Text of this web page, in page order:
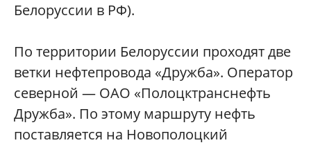
Белоруссии в РФ).
По территории Белоруссии проходят две
ветки нефтепровода «Дружба». Оператор
северной — ОАО «Полоцктранснефть
Дружба». По этому маршруту нефть
поставляется на Новополоцкий